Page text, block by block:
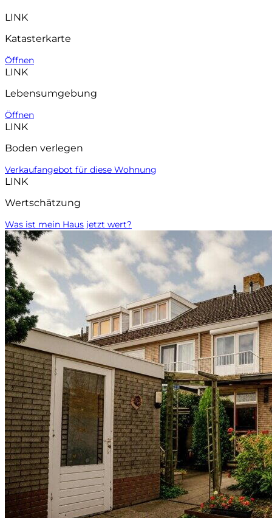
LINK
Katasterkarte
Öffnen
LINK
Lebensumgebung
Öffnen
LINK
Boden verlegen
Verkaufangebot für diese Wohnung
LINK
Wertschätzung
Was ist mein Haus jetzt wert?